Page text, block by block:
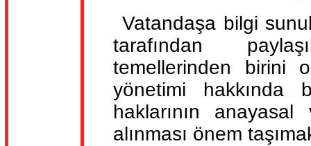
Vatandaşa bilgi
tarafından
temellerinden birini
yönetimi hakkında
haklarının
alınması önem